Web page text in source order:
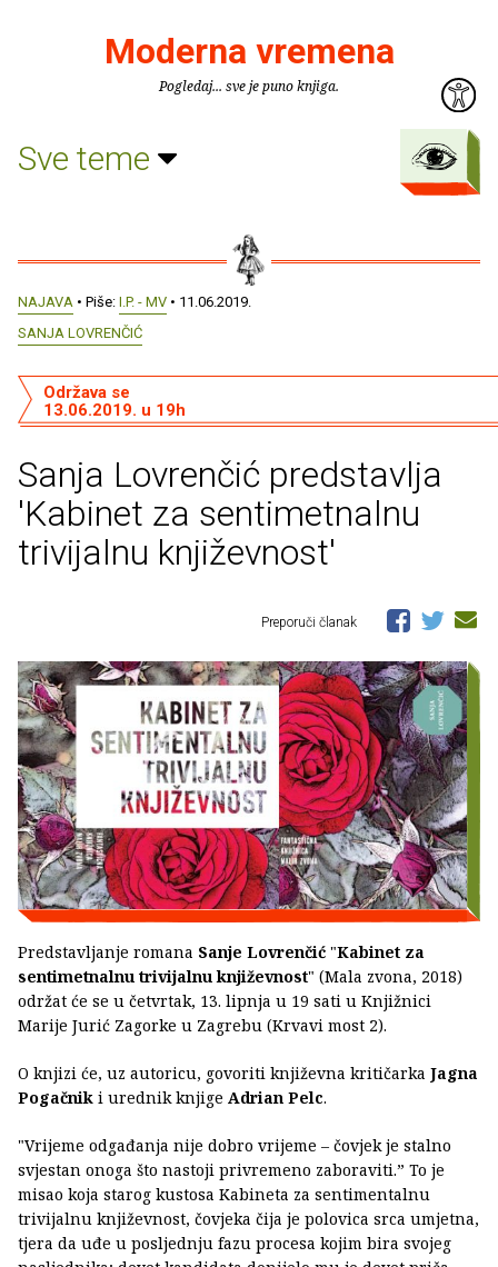
Moderna vremena
Pogledaj... sve je puno knjiga.
Sve teme
NAJAVA • Piše: I.P. - MV • 11.06.2019.
SANJA LOVRENČIĆ
Sanja Lovrenčić predstavlja
'Kabinet za sentimetnalnu
trivijalnu književnost'
Održava se
13.06.2019. u 19h
Preporuči članak
Predstavljanje romana Sanje Lovrenčić "Kabinet za
sentimetnalnu trivijalnu književnost" (Mala zvona, 2018)
održat će se u četvrtak, 13. lipnja u 19 sati u Knjižnici
Marije Jurić Zagorke u Zagrebu (Krvavi most 2).
O knjizi će, uz autoricu, govoriti književna kritičarka Jagna
Pogačnik i urednik knjige Adrian Pelc.
"Vrijeme odgađanja nije dobro vrijeme – čovjek je stalno
svjestan onoga što nastoji privremeno zaboraviti.” To je
misao koja starog kustosa Kabineta za sentimentalnu
trivijalnu književnost, čovjeka čija je polovica srca umjetna,
tjera da uđe u posljednju fazu procesa kojim bira svojeg